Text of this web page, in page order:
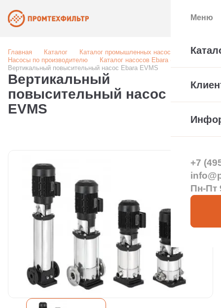
Главная Каталог
Каталог промышленных насосов
Насосы по производителю
Каталог насосов Ebara (Италия)
Вертикальный повысительный насос Ebara EVMS
Вертикальный
повысительный насос Ebara
EVMS
Меню
+7
Пн-Пт